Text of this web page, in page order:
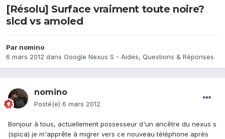
[Résolu] Surface vraiment toute noire?
slcd vs amoled
Par nomino
6 mars 2012 dans Google Nexus S - Aides, Questions & Réponses
nomino
Posté(e) 6 mars 2012
Bonjour à tous, actuellement possesseur d'un ancêtre du nexus s
(spica) je m'apprête à migrer vers ce nouveau téléphone après